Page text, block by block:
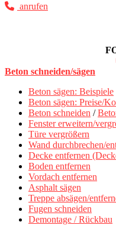
anrufen
Beton schneiden/sägen
Beton sägen: Beispiele
Beton sägen: Preise/
Beton schneiden /
Fenster erweitern/
Türe vergrößern
Wand durchbrechen/
Decke entfernen
Boden entfernen
Vordach entfernen
Asphalt sägen
Treppe absägen/
Fugen schneiden
Demontage / Rückbau